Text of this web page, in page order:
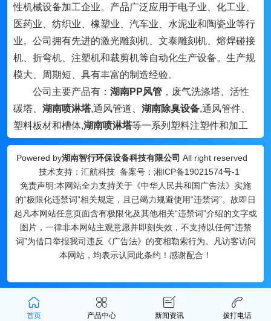
性机械设备加工企业。产品广泛应用于电子业、化工业、
医药业、纺织业、橡塑业、汽车业、水泥业和陶瓷业等行
业。公司拥有先进的激光雕刻机、文泰雕刻机、熔焊碰接
机、折弯机、注塑机和裁剪机等自动化生产设备。生产规
模大、周期短、具有丰富的制造经验。
公司主要产品有： 湖南PP风管 ，废气洗涤塔、活性
碳塔、 湖南喷淋塔,通风管道、 湖南除臭设备,通风管件、
塑料板材和槽体,湖南喷淋塔等一系列塑料注塑件和加工
件。产品有耐腐蚀、抗紫外线、电绝缘性能良、刚性强、
柔性高和良的焊接加工性能等特点。产品畅销国内外，深
得新老客户的青睐，受到了广泛的赞誉和欢迎!公司以“质
量为主，科学管理，注重信誉”为宗旨，以市场需求为导
向，不断消化引进，先后自助开发了一百多个新品种，满
足了不同行业对塑料器具的差异性和多样化需求。降低了
成本的同时也提高了产品质量。本公司本着质量及信誉至
上、价格优惠的宗旨，竭诚为您服务。让我们携起手来，
Powered by湖南智行环保设备科技有限公司 All right reserved
技术支持：汇航科技 备案号： 湘ICP备19021574号-1
免责声明:本网站全力支持关于《中华人民共和国广告法》实施
的“极限化违禁词”相关规定，且已竭力规避使用“违禁词”。故即日
起凡本网站任意页面含有极限化及其他相关“违禁词”介绍的文字或
图片，一律非本网站主观意愿并即刻失效，不支持以任何"违禁
词”为借口举报我司违反《广告法》的变相勒索行为。凡访客访问
本网站，均表示认同此条约！感谢配合！
首页 产品中心 新闻资讯 拨打电话